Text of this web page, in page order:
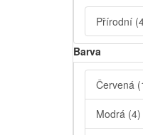
Přírodní
Barva
Červená
Modrá (4)